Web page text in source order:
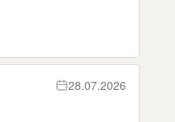
28.07.2026